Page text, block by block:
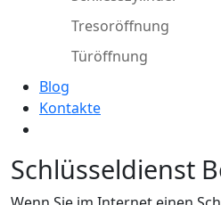
Tresoröffnung
Türöffnung
Blog
Kontakte
Schlüsseldienst